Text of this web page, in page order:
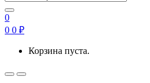
0
0 0 ₽
Корзина пуста.
OpenClose